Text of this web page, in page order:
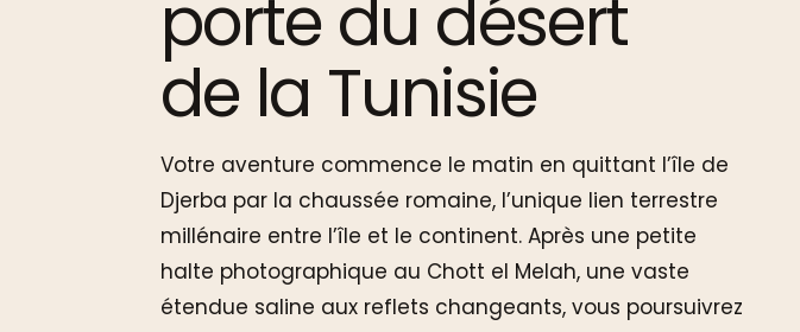
porte du désert
de la Tunisie
Votre aventure commence le matin en quittant l’île de
Djerba par la chaussée romaine, l’unique lien terrestre
millénaire entre l’île et le continent. Après une petite
halte photographique au Chott el Melah, une vaste
étendue saline aux reflets changeants, vous poursuivrez